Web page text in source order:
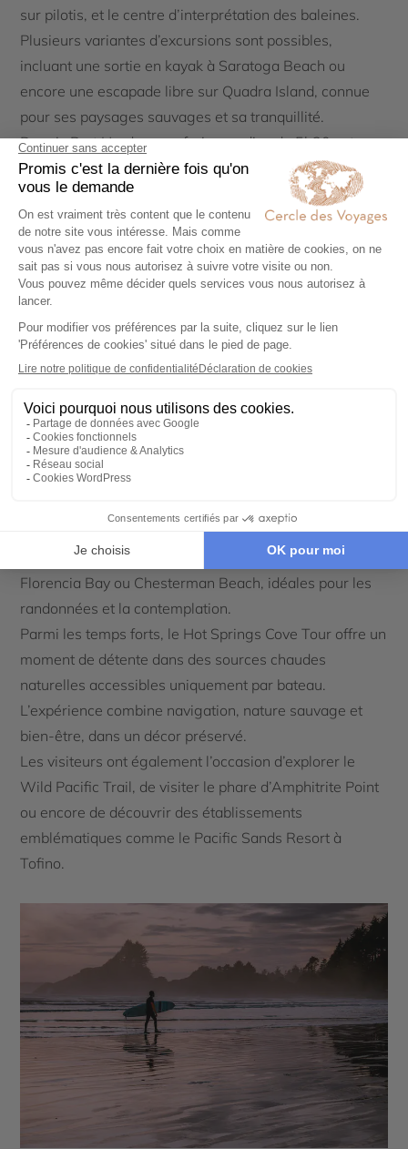
sur pilotis, et le centre d’interprétation des baleines.
Plusieurs variantes d’excursions sont possibles,
incluant une sortie en kayak à Saratoga Beach ou
encore une escapade libre sur Quadra Island, connue
pour ses paysages sauvages et sa tranquillité.
Depuis Port Hardy, un safari en zodiac de 5h30 est
organisé pour observer loutres de mer et baleines, avec
déjeuner inclus à bord. Cette expérience permet
d’approcher au plus près les géants marins dans leur
milieu naturel, toujours sous la supervision de guides
expérimentés.
Forêts millénaires, plages
sauvages et sources chaudes
: cap sur le Pacific Rim
Le périple continue avec la traversée de la majestueuse
Cathedral Grove / McMillan Provincial Park, où les
cèdres géants donnent une impression de forêt
de la côte ouest. La région du Pacific Rim se distingue
par ses plages spectaculaires comme Cox Bay,
Florencia Bay ou Chesterman Beach, idéales pour les
randonnées et la contemplation.
Parmi les temps forts, le Hot Springs Cove Tour offre un
moment de détente dans des sources chaudes
naturelles accessibles uniquement par bateau.
L’expérience combine navigation, nature sauvage et
bien-être, dans un décor préservé.
Les visiteurs ont également l’occasion d’explorer le
Wild Pacific Trail, de visiter le phare d’Amphitrite Point
ou encore de découvrir des établissements
emblématiques comme le Pacific Sands Resort à
Tofino.